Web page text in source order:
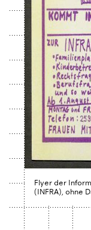
Flyer der
(INFRA), ohne